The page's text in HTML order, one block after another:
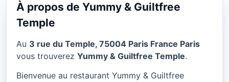
SANS GLUTEN
Yummy & Guiltfree Temple
à Paris
À propos de Yummy & Guiltfree
Temple
Au 3 rue du Temple, 75004 Paris France Paris
vous trouverez Yummy & Guiltfree Temple.
Bienvenue au restaurant Yummy & Guiltfree